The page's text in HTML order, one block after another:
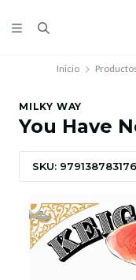
Inicio
MILKY WAY
You Have
SKU: